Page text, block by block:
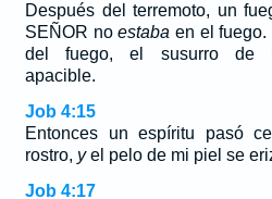
Después del terremoto, un
SEÑOR noestaba en el fuego.
del fuego, el susurro de
apacible.
Job 4:15
Entonces un espíritu pasó
rostro, yel pelo de mi piel se
Job 4:17